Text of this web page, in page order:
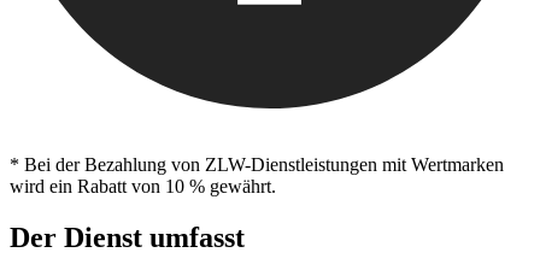
* Bei der Bezahlung von ZLW-Dienstleistungen mit Wertmarken
wird ein Rabatt von 10 % gewährt.
Der Dienst umfasst